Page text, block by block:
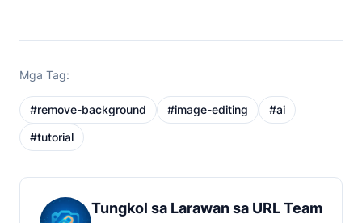
Mga Tag:
#remove-background #image-editing #ai
#tutorial
Tungkol sa Larawan sa URL Team